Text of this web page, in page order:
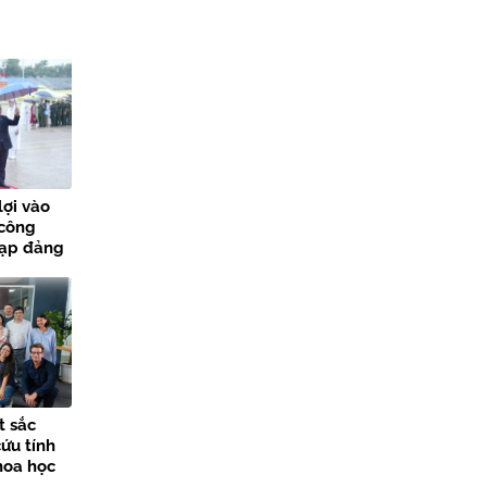
vào
đảng
sắc
tính
học